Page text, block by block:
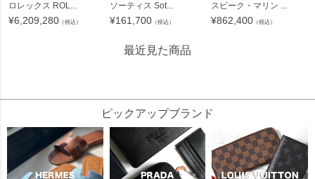
ロレックス ROL...
¥6,209,280 （税込）
ソーティス Sot...
¥161,700 （税込）
スピーク・マリン ...
¥862,400 （税込）
最近見た商品
ピックアップブランド